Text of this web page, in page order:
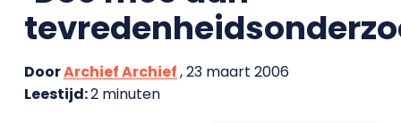
DoorArchief Archief, 23 maart 2006
Leestijd:2 minuten